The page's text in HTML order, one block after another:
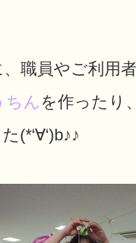
職員やご利用
ちんを作ったり、
(*‘∀‘)b♪♪